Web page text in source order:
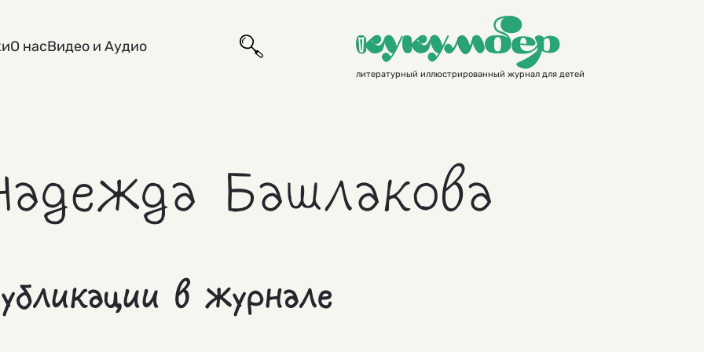
О насВидео и Аудио
литературный иллюстрированный журнал для детей
Башлакова
в журнале